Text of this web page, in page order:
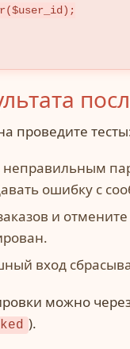
проведите
неправильным
ошибку с
и
вход
можно
).